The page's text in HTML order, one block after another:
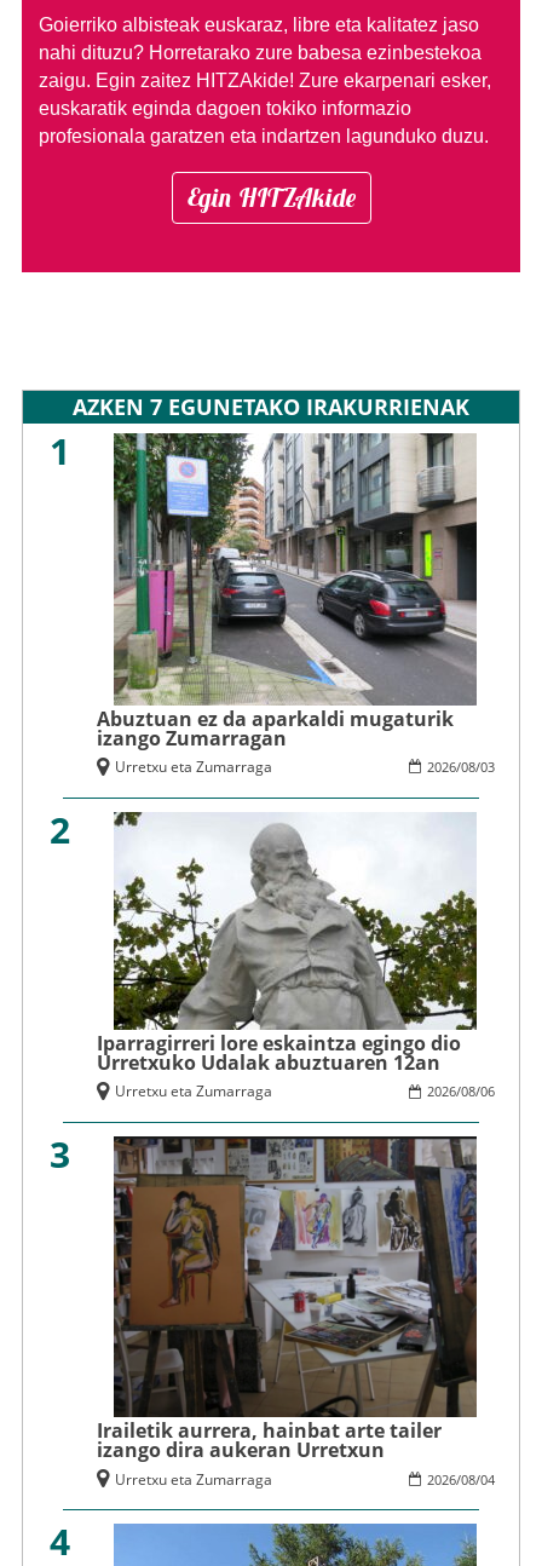
Goierriko albisteak euskaraz, libre eta kalitatez jaso
nahi dituzu? Horretarako zure babesa ezinbestekoa
zaigu. Egin zaitez HITZAkide! Zure ekarpenari esker,
euskaratik eginda dagoen tokiko informazio
profesionala garatzen eta indartzen lagunduko duzu.
Egin HITZAkide
AZKEN 7 EGUNETAKO IRAKURRIENAK
1
Abuztuan ez da aparkaldi mugaturik
izango Zumarragan
2026/08/03
Urretxu eta Zumarraga
2
Iparragirreri lore eskaintza egingo dio
Urretxuko Udalak abuztuaren 12an
2026/08/06
Urretxu eta Zumarraga
3
Irailetik aurrera, hainbat arte tailer
izango dira aukeran Urretxun
2026/08/04
Urretxu eta Zumarraga
4